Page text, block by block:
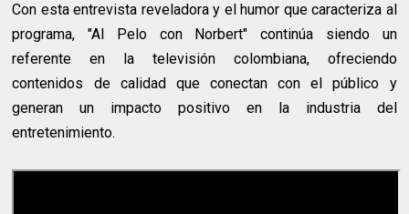
Con esta entrevista reveladora y el humor que caracteriza al
programa, "Al Pelo con Norbert" continúa siendo un
referente en la televisión colombiana, ofreciendo
contenidos de calidad que conectan con el público y
generan un impacto positivo en la industria del
entretenimiento.